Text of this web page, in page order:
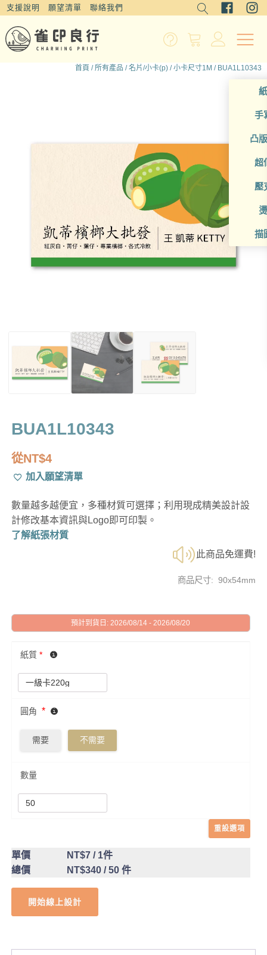
支援說明 願望清單 聯絡我們
手
凸
超
壓
描
首頁 /所有產品 /名片/小卡(p) /小卡尺寸1M / BUA1L10343
BUA1L10343
從NT$4
加入願望清單
數量越多越便宜，多種材質可選擇；利用現成精美設計設
計修改基本資訊與Logo即可印製。
了解紙張材質
此商品免運費!
商品尺寸: 90x54mm
預計到貨日: 2026/08/14 - 2026/08/20
紙質 *
圓角 *
需要 不需要
數量
重設選項
單價 NT$7/ 1件
總價
NT$340/ 50 件
開始線上設計